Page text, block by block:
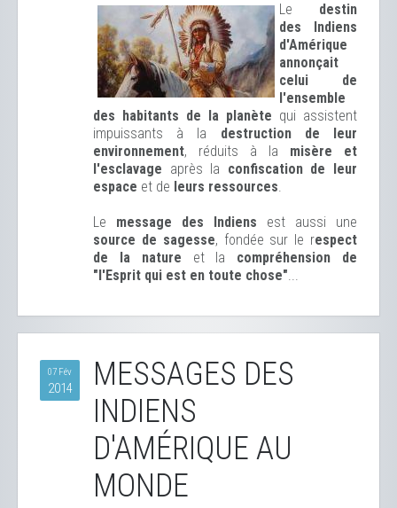
Le destin
des Indiens
d'Amérique
annonçait
celui de
l'ensemble
des habitants de la planète qui assistent
impuissants à la destruction de leur
environnement, réduits à la misère et
l'esclavage après la confiscation de leur
espace et de leurs ressources.
Le message des Indiens est aussi une
source de sagesse, fondée sur le respect
de la nature et la compréhension de
"l'Esprit qui est en toute chose"...
07 Fév
2014
MESSAGES DES
INDIENS
D'AMÉRIQUE AU
MONDE